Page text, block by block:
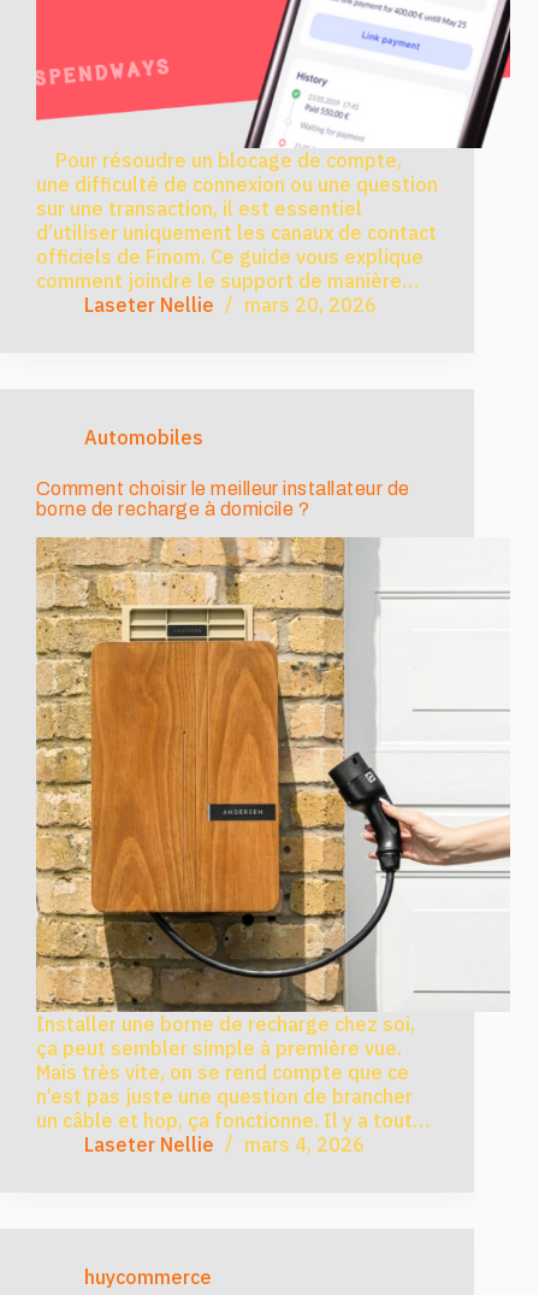
Pour résoudre un blocage de compte,
une difficulté de connexion ou une question
sur une transaction, il est essentiel
d’utiliser uniquement les canaux de contact
officiels de Finom. Ce guide vous explique
comment joindre le support de manière…
Laseter Nellie
mars 20, 2026
Automobiles
Comment choisir le meilleur installateur de
borne de recharge à domicile ?
Installer une borne de recharge chez soi,
ça peut sembler simple à première vue.
Mais très vite, on se rend compte que ce
n’est pas juste une question de brancher
un câble et hop, ça fonctionne. Il y a tout…
Laseter Nellie
mars 4, 2026
huycommerce